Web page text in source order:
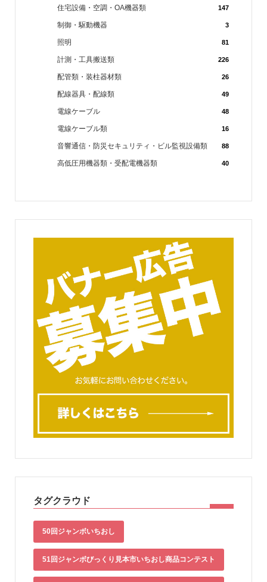
住宅設備・空調・OA機器類 147
制御・駆動機器 3
照明 81
計測・工具搬送類 226
配管類・装柱器材類 26
配線器具・配線類 49
電線ケーブル 48
電線ケーブル類 16
音響通信・防災セキュリティ・ビル監視設備類 88
高低圧用機器類・受配電機器類 40
タグクラウド
50回ジャンボいちおし
51回ジャンボびっくり見本市いちおし商品コンテスト